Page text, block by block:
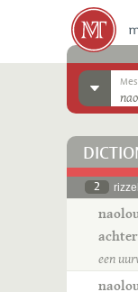
2
een